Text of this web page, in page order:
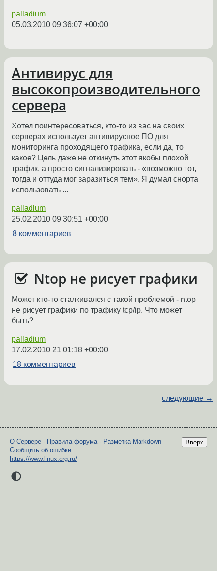
palladium
05.03.2010 09:36:07 +00:00
Антивирус для
высокопроизводительного
сервера
Хотел поинтересоваться, кто-то из вас на своих
серверах использует антивирусное ПО для
мониторинга проходящего трафика, если да, то
какое? Цель даже не откинуть этот якобы плохой
трафик, а просто сигнализировать - «возможно тот,
тогда и оттуда мог заразиться тем». Я думал снорта
использовать ...
palladium
25.02.2010 09:30:51 +00:00
8 комментариев
Ntop не рисует графики
Может кто-то сталкивался с такой проблемой - ntop
не рисует графики по трафику tcp/ip. Что может
быть?
palladium
17.02.2010 21:01:18 +00:00
18 комментариев
следующие →
Вверх
О Сервере - Правила форума - Разметка Markdown
Сообщить об ошибке
https://www.linux.org.ru/